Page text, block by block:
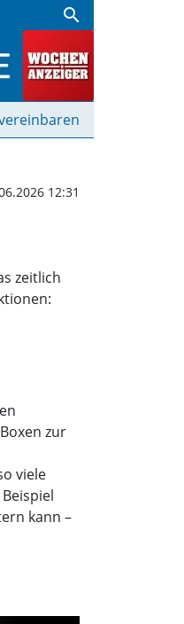
search
Store
12:31
zeitlich
zur
viele
kann –